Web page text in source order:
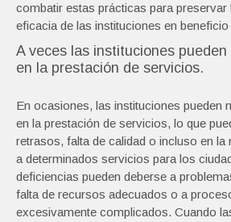
combatir estas prácticas para preservar
eficacia de las instituciones en
A veces las instituciones
en la prestación de servicios.
En ocasiones, las instituciones pueden
en la prestación de servicios, lo que
retrasos, falta de calidad o incluso en la
a determinados servicios para los
deficiencias pueden deberse a
falta de recursos adecuados o a
excesivamente complicados. Cuando